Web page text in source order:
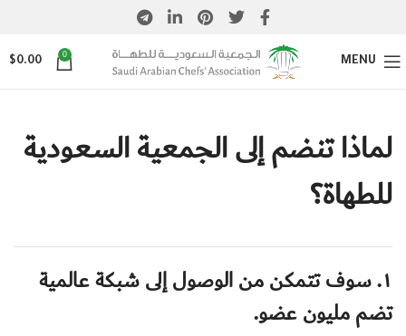
MENU
0
$0.00
لماذا تنضم إلى الجمعية السعودية
للطهاة؟
١. سوف تتمكن من الوصول إلى شبكة عالمية
تضم مليون عضو.